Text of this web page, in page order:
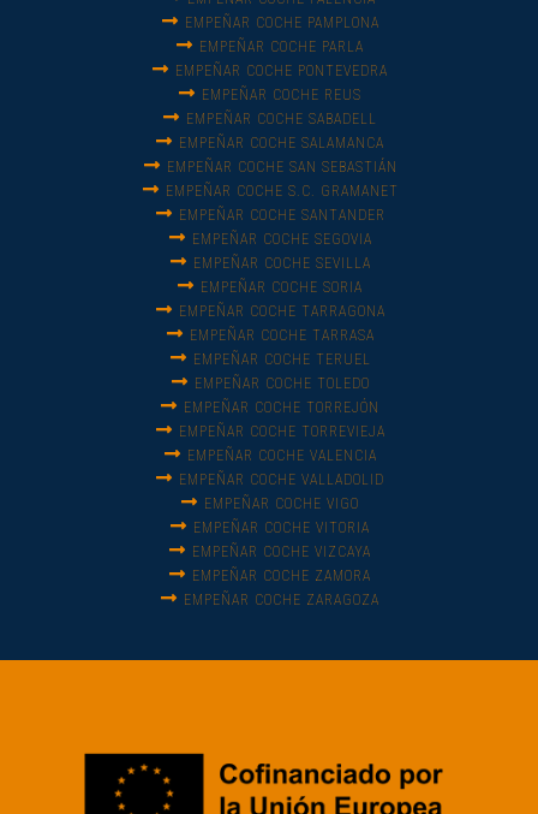
EMPEÑAR COCHE PAMPLONA
EMPEÑAR COCHE PARLA
EMPEÑAR COCHE PONTEVEDRA
EMPEÑAR COCHE REUS
EMPEÑAR COCHE SABADELL
EMPEÑAR COCHE SALAMANCA
EMPEÑAR COCHE SAN SEBASTIÁN
EMPEÑAR COCHE S.C. GRAMANET
EMPEÑAR COCHE SANTANDER
EMPEÑAR COCHE SEGOVIA
EMPEÑAR COCHE SEVILLA
EMPEÑAR COCHE SORIA
EMPEÑAR COCHE TARRAGONA
EMPEÑAR COCHE TARRASA
EMPEÑAR COCHE TERUEL
EMPEÑAR COCHE TOLEDO
EMPEÑAR COCHE TORREJÓN
EMPEÑAR COCHE TORREVIEJA
EMPEÑAR COCHE VALENCIA
EMPEÑAR COCHE VALLADOLID
EMPEÑAR COCHE VIGO
EMPEÑAR COCHE VITORIA
EMPEÑAR COCHE VIZCAYA
EMPEÑAR COCHE ZAMORA
EMPEÑAR COCHE ZARAGOZA